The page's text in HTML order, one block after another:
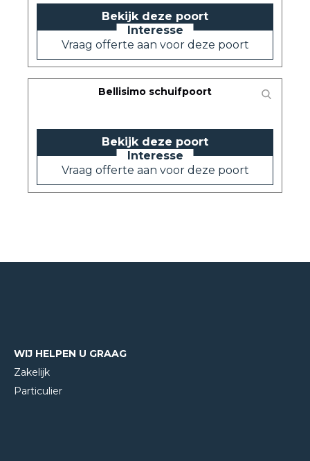
Bellisimo schuifpoort
Bekijk deze poort
Vraag offerte aan voor deze poort
Bekijk deze poort
Vraag offerte aan voor deze poort
WIJ HELPEN U GRAAG
Zakelijk
Particulier